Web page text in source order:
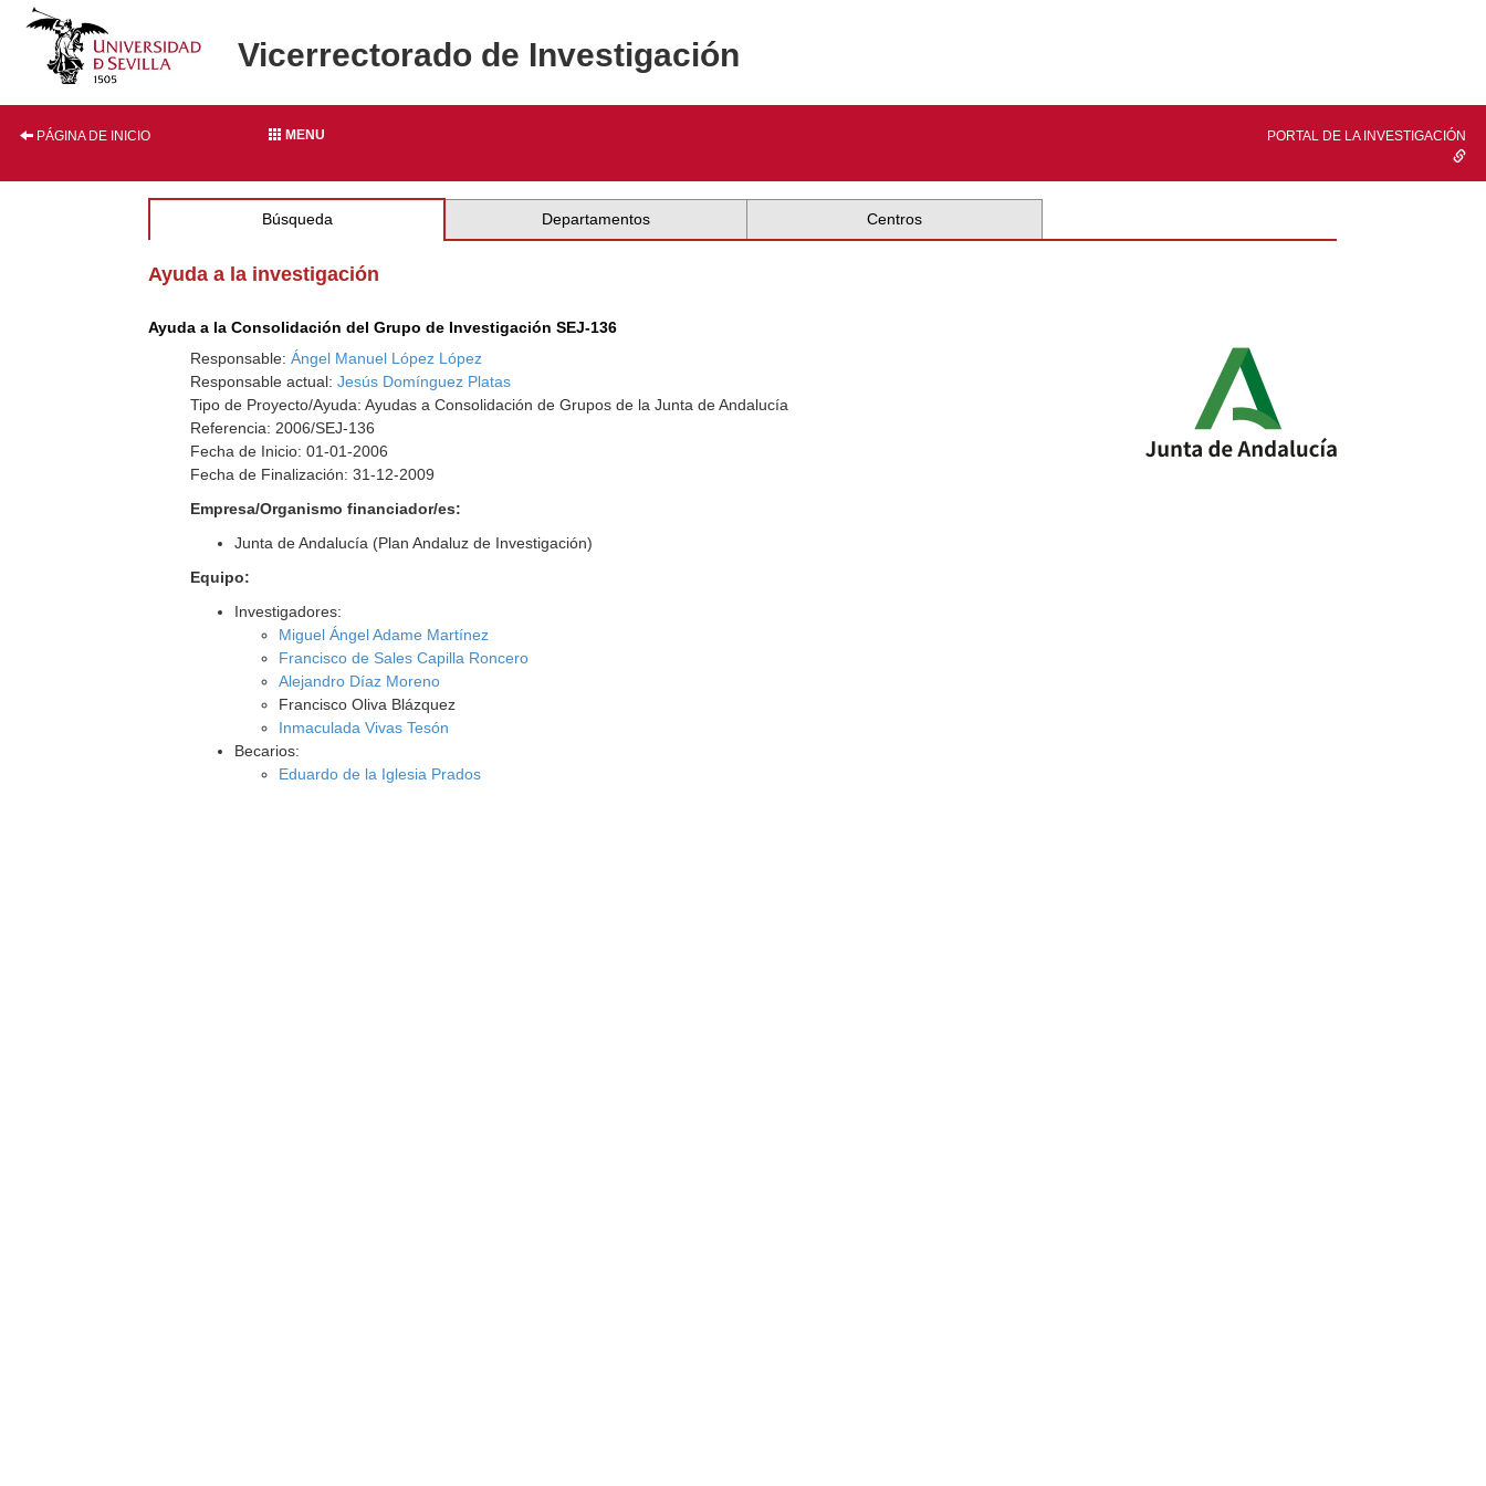
Vicerrectorado de Investigación
PÁGINA DE INICIO MENU PORTAL DE LA INVESTIGACIÓN
Búsqueda Departamentos Centros
Ayuda a la investigación
Ayuda a la Consolidación del Grupo de Investigación SEJ-136
Responsable:Ángel Manuel López López
Responsable actual:Jesús Domínguez Platas
Tipo de Proyecto/Ayuda: Ayudas a Consolidación de Grupos de la Junta de Andalucía
Referencia: 2006/SEJ-136
Fecha de Inicio: 01-01-2006
Fecha de Finalización: 31-12-2009
Empresa/Organismo financiador/es:
Junta de Andalucía (Plan Andaluz de Investigación)
Equipo:
Investigadores:
Miguel Ángel Adame Martínez
Francisco de Sales Capilla Roncero
Alejandro Díaz Moreno
Francisco Oliva Blázquez
Inmaculada Vivas Tesón
Becarios:
Eduardo de la Iglesia Prados